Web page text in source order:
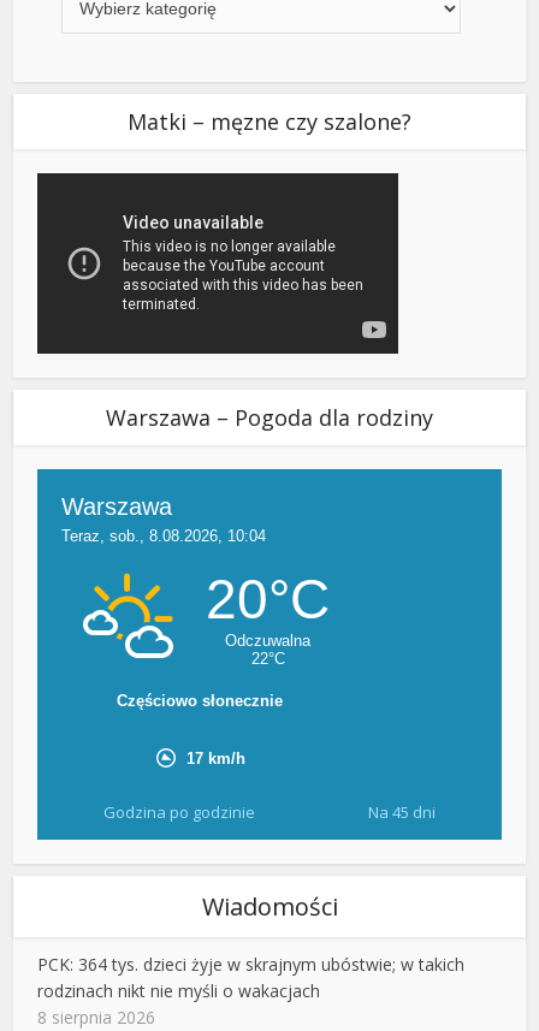
Matki – męzne czy szalone?
Warszawa – Pogoda dla rodziny
Godzina po godzinie Na 45 dni
Wiadomości
PCK: 364 tys. dzieci żyje w skrajnym ubóstwie; w takich
rodzinach nikt nie myśli o wakacjach
8 sierpnia 2026